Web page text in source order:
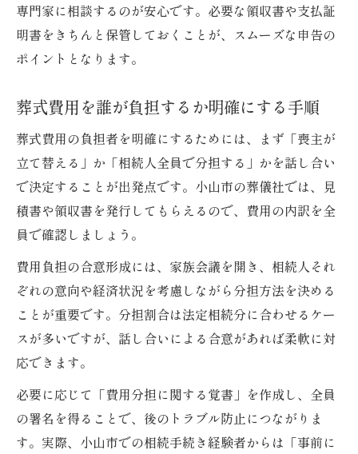
専門家に相談するのが安心です。必要な領収書や支払証
明書をきちんと保管しておくことが、スムーズな申告の
ポイントとなります。
葬式費用を誰が負担するか明確にする手順
葬式費用の負担者を明確にするためには、まず「喪主が
立て替える」か「相続人全員で分担する」かを話し合い
で決定することが出発点です。小山市の葬儀社では、見
積書や領収書を発行してもらえるので、費用の内訳を全
員で確認しましょう。
費用負担の合意形成には、家族会議を開き、相続人それ
ぞれの意向や経済状況を考慮しながら分担方法を決める
ことが重要です。分担割合は法定相続分に合わせるケー
スが多いですが、話し合いによる合意があれば柔軟に対
応できます。
必要に応じて「費用分担に関する覚書」を作成し、全員
の署名を得ることで、後のトラブル防止につながりま
す。実際、小山市での相続手続き経験者からは「事前に